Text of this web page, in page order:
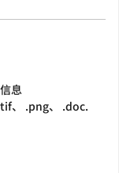
息
、 .png、 .doc.